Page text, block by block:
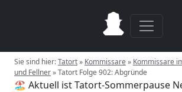
Sie sind hier:Tatort» Kommissare» Kommissare
und Fellner»Tatort Folge 902: Abgründe
🏖️ Aktuell ist Tatort-Sommerpause